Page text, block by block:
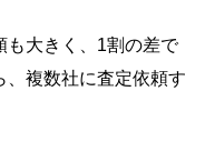
も大きく、1割の差で
、複数社に査定依頼す